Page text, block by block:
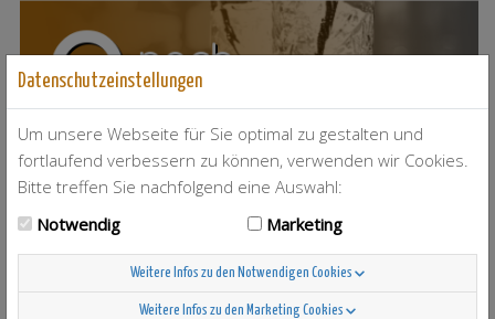
Weitere Cocktail-Rezepte mit Korn
The Fennel Flavour
Datenschutzeinstellungen
Um unsere Webseite für Sie optimal zu gestalten und
fortlaufend verbessern zu können, verwenden wir Cookies.
Bitte treffen Sie nachfolgend eine Auswahl:
Notwendig
Marketing
Weitere Infos zu den Notwendigen Cookies
Weitere Infos zu den Marketing Cookies